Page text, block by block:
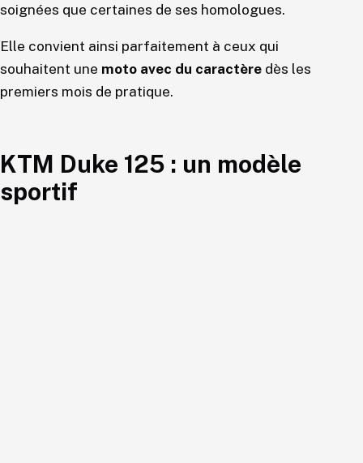
soignées que certaines de ses homologues.
Elle convient ainsi parfaitement à ceux qui
souhaitent une moto avec du caractère dès les
premiers mois de pratique.
KTM Duke 125 : un modèle
sportif